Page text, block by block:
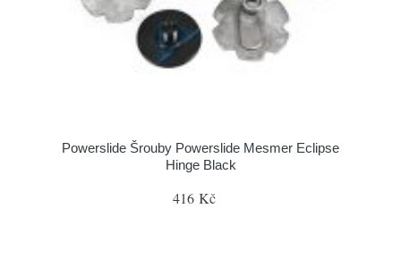
Powerslide Šrouby Powerslide Mesmer Eclipse
Hinge Black
416 Kč